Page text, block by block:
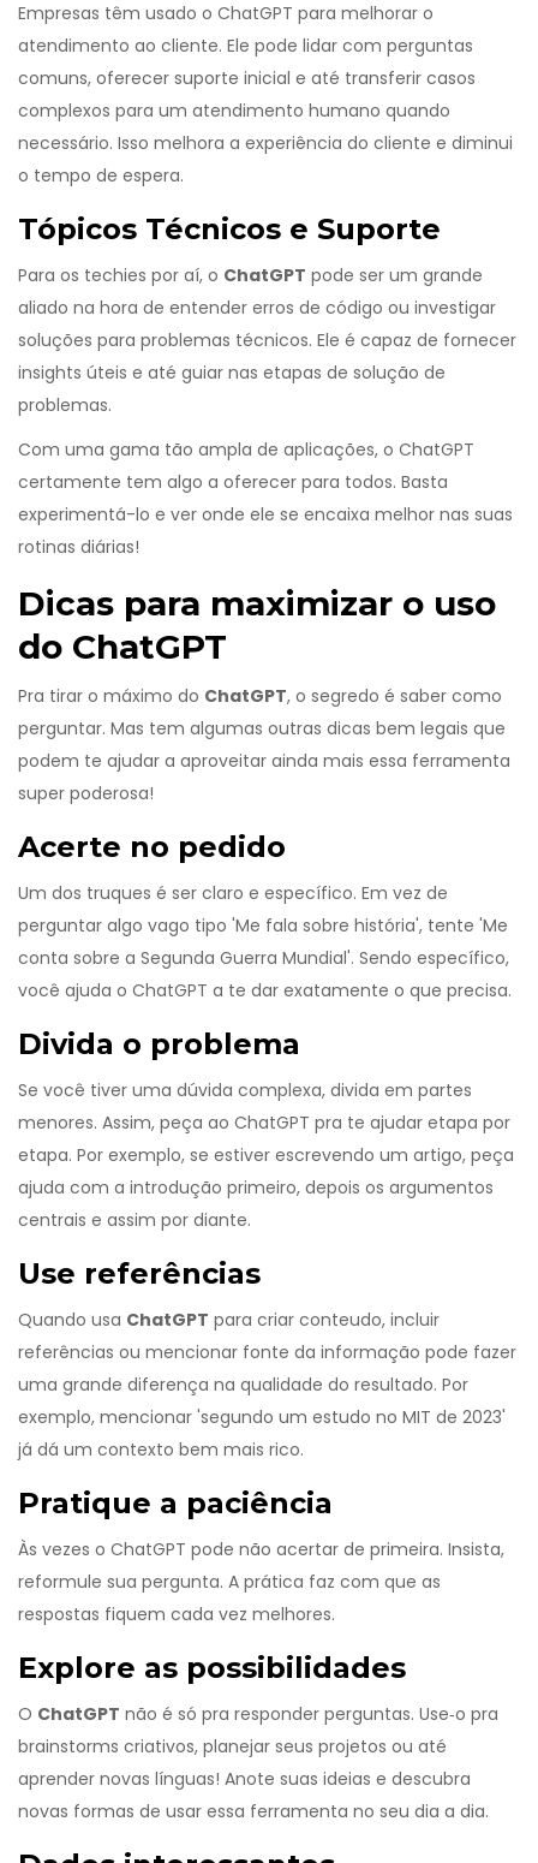
Empresas têm usado o ChatGPT para melhorar o
atendimento ao cliente. Ele pode lidar com perguntas
comuns, oferecer suporte inicial e até transferir casos
complexos para um atendimento humano quando
necessário. Isso melhora a experiência do cliente e diminui
o tempo de espera.
Tópicos Técnicos e Suporte
Para os techies por aí, o ChatGPT pode ser um grande
aliado na hora de entender erros de código ou investigar
soluções para problemas técnicos. Ele é capaz de fornecer
insights úteis e até guiar nas etapas de solução de
problemas.
Com uma gama tão ampla de aplicações, o ChatGPT
certamente tem algo a oferecer para todos. Basta
experimentá-lo e ver onde ele se encaixa melhor nas suas
rotinas diárias!
Dicas para maximizar o uso
do ChatGPT
Pra tirar o máximo do ChatGPT, o segredo é saber como
perguntar. Mas tem algumas outras dicas bem legais que
podem te ajudar a aproveitar ainda mais essa ferramenta
super poderosa!
Acerte no pedido
Um dos truques é ser claro e específico. Em vez de
perguntar algo vago tipo 'Me fala sobre história', tente 'Me
conta sobre a Segunda Guerra Mundial'. Sendo específico,
você ajuda o ChatGPT a te dar exatamente o que precisa.
Divida o problema
Se você tiver uma dúvida complexa, divida em partes
menores. Assim, peça ao ChatGPT pra te ajudar etapa por
etapa. Por exemplo, se estiver escrevendo um artigo, peça
ajuda com a introdução primeiro, depois os argumentos
centrais e assim por diante.
Use referências
Quando usa ChatGPT para criar conteudo, incluir
referências ou mencionar fonte da informação pode fazer
uma grande diferença na qualidade do resultado. Por
exemplo, mencionar 'segundo um estudo no MIT de 2023'
já dá um contexto bem mais rico.
Pratique a paciência
Às vezes o ChatGPT pode não acertar de primeira. Insista,
reformule sua pergunta. A prática faz com que as
respostas fiquem cada vez melhores.
Explore as possibilidades
O ChatGPT não é só pra responder perguntas. Use‑o pra
brainstorms criativos, planejar seus projetos ou até
aprender novas línguas! Anote suas ideias e descubra
novas formas de usar essa ferramenta no seu dia a dia.